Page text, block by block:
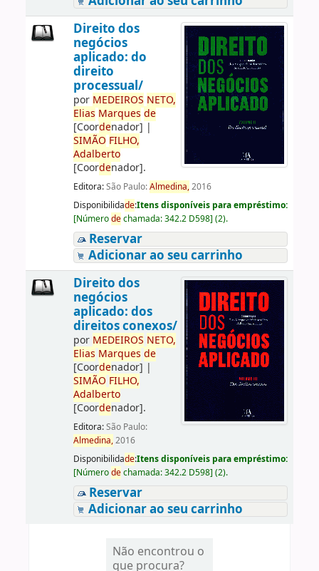
Direito dos
negócios
aplicado: do
direito
processual/
por MEDEIROS NETO,
Elias Marques de
[Coordenador] |
SIMÃO FILHO,
Adalberto
[Coordenador].
Editora:São Paulo:Almedina,2016
Disponibilidade:Itens disponíveis para empréstimo:
[Númerodechamada:342.2 D598] (2).
Reservar
Adicionar ao seu carrinho
Direito dos
negócios
aplicado: dos
direitos conexos/
por MEDEIROS NETO,
Elias Marques de
[Coordenador] |
SIMÃO FILHO,
Adalberto
[Coordenador].
Editora:São Paulo:
Almedina,2016
Disponibilidade:Itens disponíveis para empréstimo:
[Númerodechamada:342.2 D598] (2).
Reservar
Adicionar ao seu carrinho
Não encontrou o
que procura?